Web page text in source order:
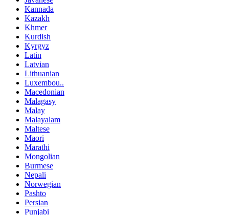
Kannada
Kazakh
Khmer
Kurdish
Kyrgyz
Latin
Latvian
Lithuanian
Luxembou..
Macedonian
Malagasy
Malay
Malayalam
Maltese
Maori
Marathi
Mongolian
Burmese
Nepali
Norwegian
Pashto
Persian
Punjabi